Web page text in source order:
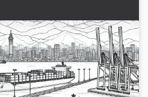
Büyük konteyner gemileri
ve liman alanında vinçler -
Ücretsiz boyama sayfası
indir
Büyük konteyner gemileri ve liman
bölgesindeki vinçlerle boyama